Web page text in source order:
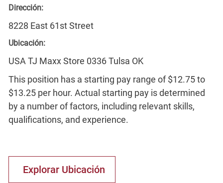
Dirección:
8228 East 61st Street
Ubicación:
USA TJ Maxx Store 0336 Tulsa OK
This position has a starting pay range of $12.75 to
$13.25 per hour. Actual starting pay is determined
by a number of factors, including relevant skills,
qualifications, and experience.
Explorar Ubicación